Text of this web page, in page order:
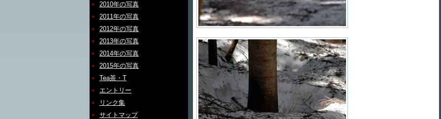
2010年の写真
2011年の写真
2012年の写真
2013年の写真
2014年の写真
2015年の写真
Tea茶・T
エントリー
リンク集
サイトマップ